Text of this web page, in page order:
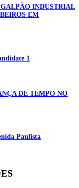
INDUSTRIAL
EM
1
DE TEMPO NO
Paulista